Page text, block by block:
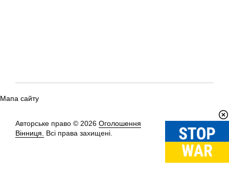
Мапа сайту
Авторське право © 2026 Оголошення
Вінниця.
Всі права захищені.
Вгору↑